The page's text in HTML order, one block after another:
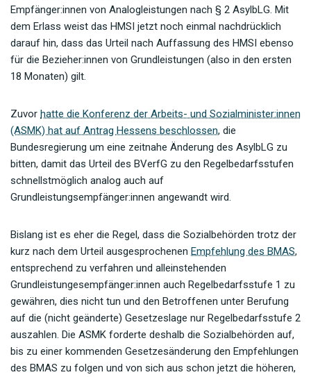
Empfänger:innen von Analogleistungen nach § 2 AsylbLG. Mit
dem Erlass weist das HMSI jetzt noch einmal nachdrücklich
darauf hin, dass das Urteil nach Auffassung des HMSI ebenso
für die Bezieher:innen von Grundleistungen (also in den ersten
18 Monaten) gilt.
Zuvor hatte die Konferenz der Arbeits- und Sozialminister:innen
(ASMK) hat auf Antrag Hessens beschlossen, die
Bundesregierung um eine zeitnahe Änderung des AsylbLG zu
bitten, damit das Urteil des BVerfG zu den Regelbedarfsstufen
schnellstmöglich analog auch auf
Grundleistungsempfänger:innen angewandt wird.
Bislang ist es eher die Regel, dass die Sozialbehörden trotz der
kurz nach dem Urteil ausgesprochenen Empfehlung des BMAS,
entsprechend zu verfahren und alleinstehenden
Grundleistungesempfänger:innen auch Regelbedarfsstufe 1 zu
gewähren, dies nicht tun und den Betroffenen unter Berufung
auf die (nicht geänderte) Gesetzeslage nur Regelbedarfsstufe 2
auszahlen. Die ASMK forderte deshalb die Sozialbehörden auf,
bis zu einer kommenden Gesetzesänderung den Empfehlungen
des BMAS zu folgen und von sich aus schon jetzt die höheren,